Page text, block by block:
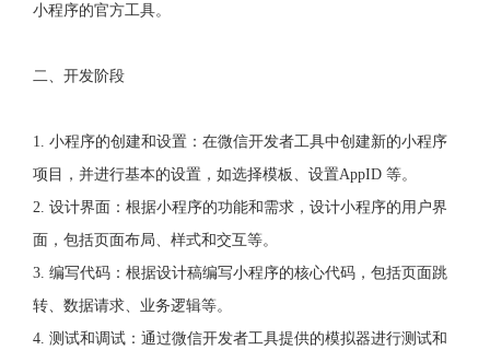
小程序的官方工具。
二、开发阶段
1. 小程序的创建和设置：在微信开发者工具中创建新的小程序
项目，并进行基本的设置，如选择模板、设置AppID 等。
2. 设计界面：根据小程序的功能和需求，设计小程序的用户界
面，包括页面布局、样式和交互等。
3. 编写代码：根据设计稿编写小程序的核心代码，包括页面跳
转、数据请求、业务逻辑等。
4. 测试和调试：通过微信开发者工具提供的模拟器进行测试和